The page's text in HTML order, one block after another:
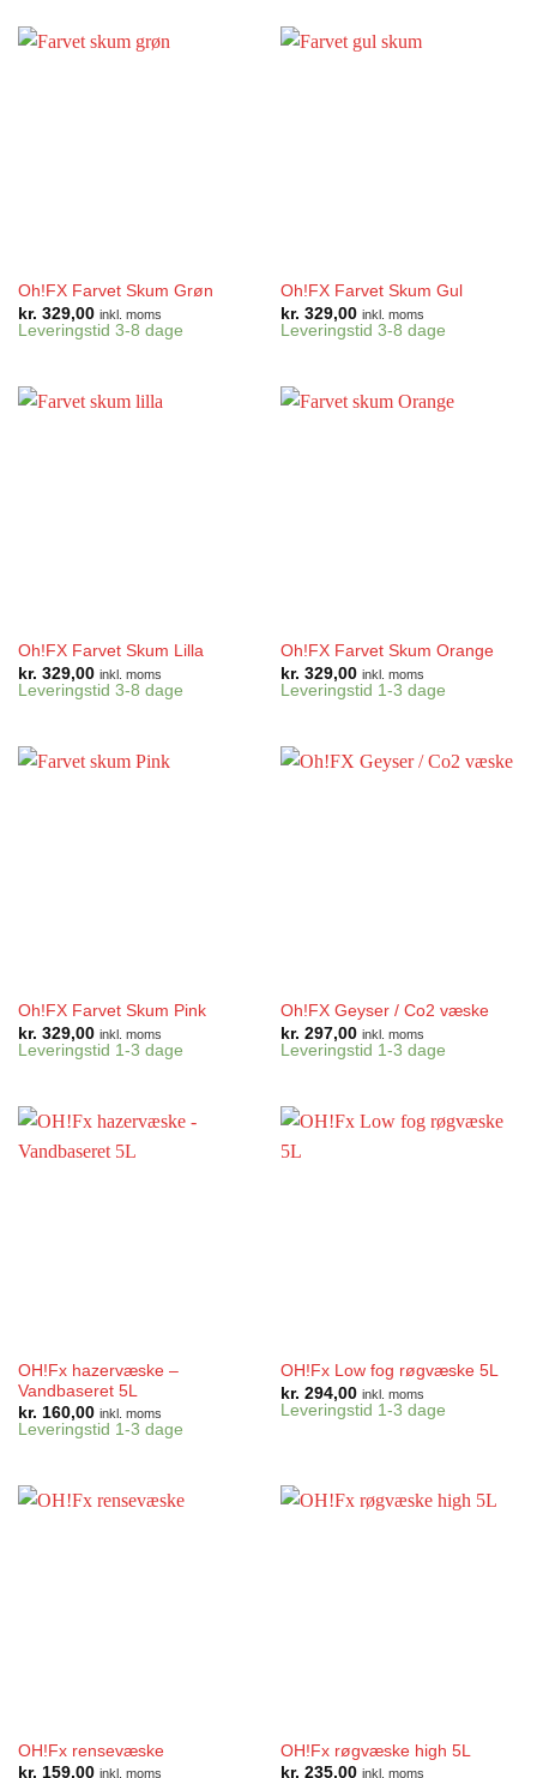
Oh!FX Farvet Skum Grøn
kr. 329,00 inkl. moms
Leveringstid 3-8 dage
Oh!FX Farvet Skum Gul
kr. 329,00 inkl. moms
Leveringstid 3-8 dage
Oh!FX Farvet Skum Lilla
kr. 329,00 inkl. moms
Leveringstid 3-8 dage
Oh!FX Farvet Skum Orange
kr. 329,00 inkl. moms
Leveringstid 1-3 dage
Oh!FX Farvet Skum Pink
kr. 329,00 inkl. moms
Leveringstid 1-3 dage
Oh!FX Geyser / Co2 væske
kr. 297,00 inkl. moms
Leveringstid 1-3 dage
OH!Fx hazervæske –
Vandbaseret 5L
kr. 160,00 inkl. moms
Leveringstid 1-3 dage
OH!Fx Low fog røgvæske 5L
kr. 294,00 inkl. moms
Leveringstid 1-3 dage
OH!Fx rensevæske
kr. 159,00 inkl. moms
OH!Fx røgvæske high 5L
kr. 235,00 inkl. moms